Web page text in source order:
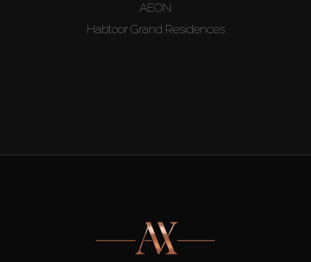
AEON
Habtoor Grand Residences